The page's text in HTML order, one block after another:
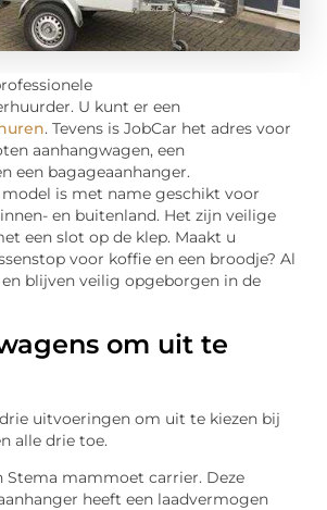
U kunt er een
. Tevens is JobCar het adres voor
aanhangwagen, een
een bagageaanhanger.
is met name geschikt voor
en buitenland. Het zijn veilige
een slot op de klep. Maakt u
voor koffie en een broodje? Al
blijven veilig opgeborgen in de
om uit te
uitvoeringen om uit te kiezen bij
alle drie toe.
Stema mammoet carrier. Deze
heeft een laadvermogen